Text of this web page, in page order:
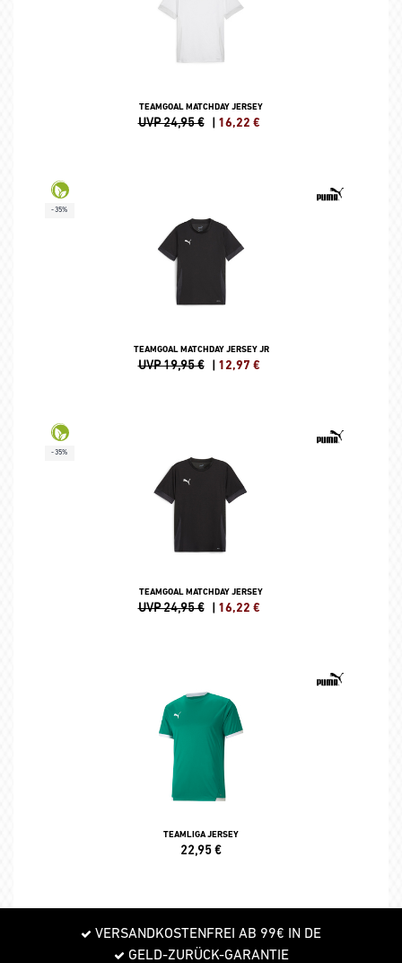
TEAMGOAL MATCHDAY JERSEY
UVP 24,95 € | 16,22 €
-35%
TEAMGOAL MATCHDAY JERSEY JR
UVP 19,95 € | 12,97 €
-35%
TEAMGOAL MATCHDAY JERSEY
UVP 24,95 € | 16,22 €
TEAMLIGA JERSEY
22,95€
VERSANDKOSTENFREI AB 99€ IN DE
GELD-ZURÜCK-GARANTIE